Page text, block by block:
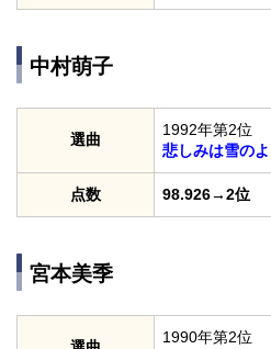
中村萌子
選曲
1992年第2位
悲しみは雪の
点数 98.926→2位
宮本美季
1990年第2位